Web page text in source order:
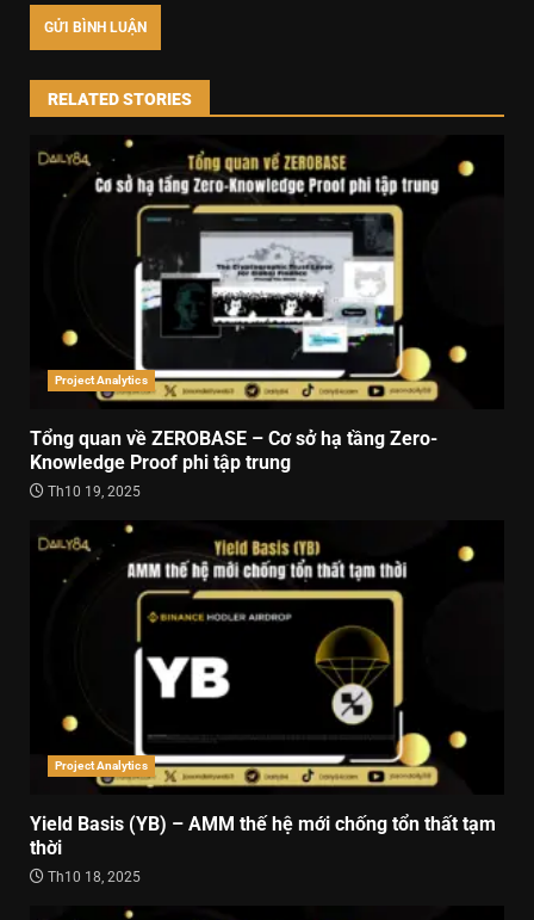
RELATED STORIES
Project Analytics
Tổng quan về ZEROBASE – Cơ sở hạ tầng Zero-
Knowledge Proof phi tập trung
Th10 19, 2025
Project Analytics
Yield Basis (YB) – AMM thế hệ mới chống tổn thất tạm
thời
Th10 18, 2025